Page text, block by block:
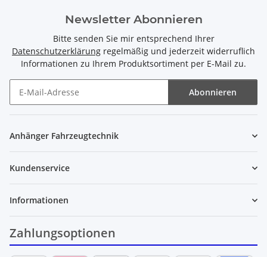
Newsletter Abonnieren
Bitte senden Sie mir entsprechend Ihrer
Datenschutzerklärung regelmäßig und jederzeit widerruflich
Informationen zu Ihrem Produktsortiment per E-Mail zu.
Abonnieren
Anhänger Fahrzeugtechnik
Kundenservice
Informationen
Zahlungsoptionen